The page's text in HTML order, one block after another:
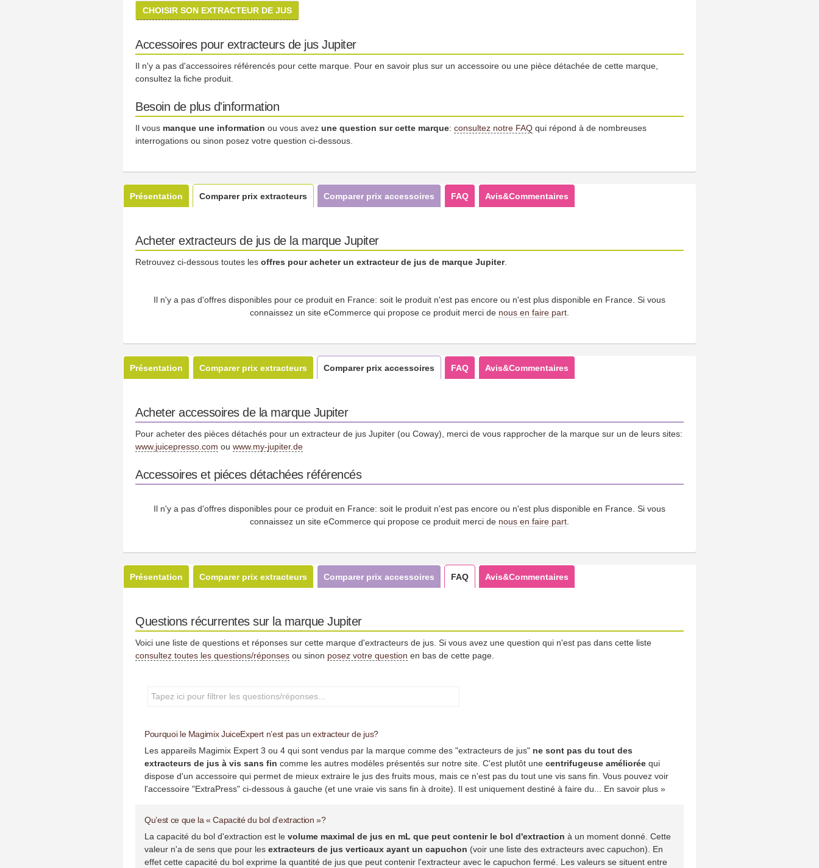
CHOISIR SON EXTRACTEUR DE JUS
Accessoires pour extracteurs de jus Jupiter
Il n'y a pas d'accessoires référencés pour cette marque. Pour en savoir plus sur un accessoire ou une pièce détachée de cette marque,
consultez la fiche produit.
Besoin de plus d'information
Il vous manque une information ou vous avez une question sur cette marque: consultez notre FAQ qui répond à de nombreuses
interrogations ou sinon posez votre question ci-dessous.
Présentation Comparer prix extracteurs Comparer prix accessoires FAQ Avis&Commentaires
Acheter extracteurs de jus de la marque Jupiter
Retrouvez ci-dessous toutes les offres pour acheter un extracteur de jus de marque Jupiter.
Il n'y a pas d'offres disponibles pour ce produit en France: soit le produit n'est pas encore ou n'est plus disponible en France. Si vous
connaissez un site eCommerce qui propose ce produit merci de nous en faire part
Présentation Comparer prix extracteurs Comparer prix accessoires FAQ Avis&Commentaires
Acheter accessoires de la marque Jupiter
Pour acheter des pièces détachés pour un extracteur de jus Jupiter (ou Coway), merci de vous rapprocher de la marque sur un de leurs sites:
www.juicepresso.com ou www.my-jupiter.de
Accessoires et piéces détachées référencés
Il n'y a pas d'offres disponibles pour ce produit en France: soit le produit n'est pas encore ou n'est plus disponible en France. Si vous
connaissez un site eCommerce qui propose ce produit merci de nous en faire part
Présentation Comparer prix extracteurs Comparer prix accessoires FAQ Avis&Commentaires
Questions récurrentes sur la marque Jupiter
Voici une liste de questions et réponses sur cette marque d'extracteurs de jus. Si vous avez une question qui n'est pas dans cette liste
consultez toutes les questions/réponses ou sinon posez votre question en bas de cette page.
Pourquoi le Magimix JuiceExpert n’est pas un extracteur de jus?
Les appareils Magimix Expert 3 ou 4 qui sont vendus par la marque comme des "extracteurs de jus" ne sont pas du tout des
extracteurs de jus à vis sans fin comme les autres modèles présentés sur notre site. C'est plutôt une centrifugeuse améliorée qui
dispose d'un accessoire qui permet de mieux extraire le jus des fruits mous, mais ce n'est pas du tout une vis sans fin. Vous pouvez voir
l'accessoire "ExtraPress" ci-dessous à gauche (et une vraie vis sans fin à droite). Il est uniquement destiné à faire du... En savoir plus »
Qu’est ce que la « Capacité du bol d’extraction »?
La capacité du bol d'extraction est le volume maximal de jus en mL que peut contenir le bol d'extraction à un moment donné. Cette
valeur n'a de sens que pour les extracteurs de jus verticaux ayant un capuchon (voir une liste des extracteurs avec capuchon). En
effet cette capacité du bol exprime la quantité de jus que peut contenir l'extracteur avec le capuchon fermé. Les valeurs se situent entre